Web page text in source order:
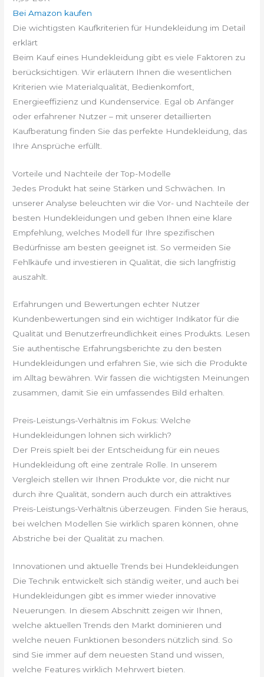
Bei Amazon kaufen
Die wichtigsten Kaufkriterien für Hundekleidung im Detail
erklärt
Beim Kauf eines Hundekleidung gibt es viele Faktoren zu
berücksichtigen. Wir erläutern Ihnen die wesentlichen
Kriterien wie Materialqualität, Bedienkomfort,
Energieeffizienz und Kundenservice. Egal ob Anfänger
oder erfahrener Nutzer – mit unserer detaillierten
Kaufberatung finden Sie das perfekte Hundekleidung, das
Ihre Ansprüche erfüllt.
Vorteile und Nachteile der Top-Modelle
Jedes Produkt hat seine Stärken und Schwächen. In
unserer Analyse beleuchten wir die Vor- und Nachteile der
besten Hundekleidungen und geben Ihnen eine klare
Empfehlung, welches Modell für Ihre spezifischen
Bedürfnisse am besten geeignet ist. So vermeiden Sie
Fehlkäufe und investieren in Qualität, die sich langfristig
auszahlt.
Erfahrungen und Bewertungen echter Nutzer
Kundenbewertungen sind ein wichtiger Indikator für die
Qualität und Benutzerfreundlichkeit eines Produkts. Lesen
Sie authentische Erfahrungsberichte zu den besten
Hundekleidungen und erfahren Sie, wie sich die Produkte
im Alltag bewähren. Wir fassen die wichtigsten Meinungen
zusammen, damit Sie ein umfassendes Bild erhalten.
Preis-Leistungs-Verhältnis im Fokus: Welche
Hundekleidungen lohnen sich wirklich?
Der Preis spielt bei der Entscheidung für ein neues
Hundekleidung oft eine zentrale Rolle. In unserem
Vergleich stellen wir Ihnen Produkte vor, die nicht nur
durch ihre Qualität, sondern auch durch ein attraktives
Preis-Leistungs-Verhältnis überzeugen. Finden Sie heraus,
bei welchen Modellen Sie wirklich sparen können, ohne
Abstriche bei der Qualität zu machen.
Innovationen und aktuelle Trends bei Hundekleidungen
Die Technik entwickelt sich ständig weiter, und auch bei
Hundekleidungen gibt es immer wieder innovative
Neuerungen. In diesem Abschnitt zeigen wir Ihnen,
welche aktuellen Trends den Markt dominieren und
welche neuen Funktionen besonders nützlich sind. So
sind Sie immer auf dem neuesten Stand und wissen,
welche Features wirklich Mehrwert bieten.